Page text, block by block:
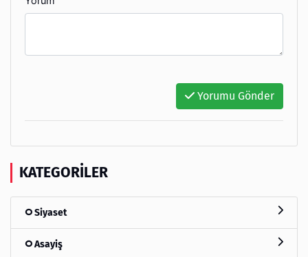
Yorumu Gönder
KATEGORILER
Siyaset
Asayiş